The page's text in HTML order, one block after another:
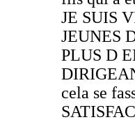
JE SUIS
JEUNES
PLUS D
cela se